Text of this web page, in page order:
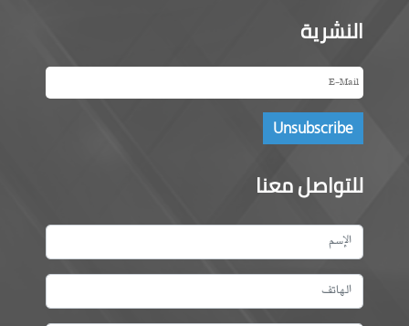
النشرية
للتواصل معنا